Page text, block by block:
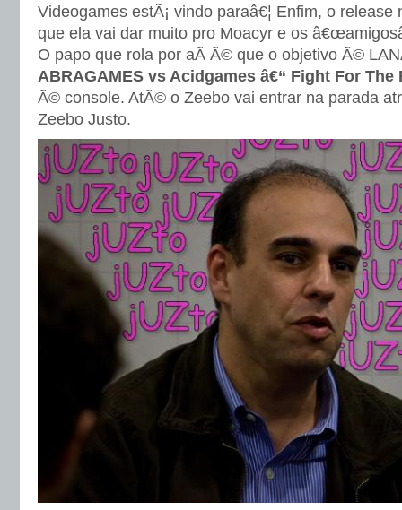
Videogames estÃ¡ vindo paraâ€¦ Enfim, o
que ela vai dar muito pro Moacyr e os
O papo que rola por aÃ­ Ã© que o objetivo Ã©
ABRAGAMES vs Acidgames â€“ Fight For The
Ã© console. AtÃ© o Zeebo vai entrar na parada
Zeebo Justo.